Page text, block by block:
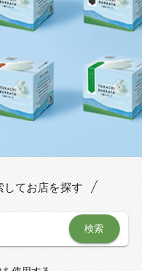
してお店を探す
検索